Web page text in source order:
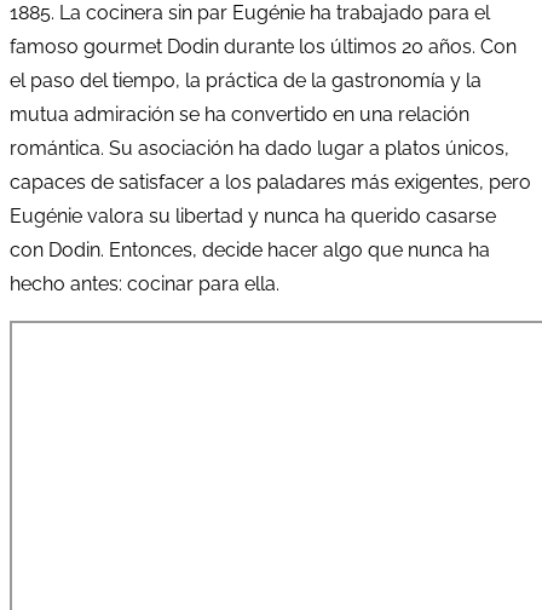
1885. La cocinera sin par Eugénie ha trabajado para el
famoso gourmet Dodin durante los últimos 20 años. Con
el paso del tiempo, la práctica de la gastronomía y la
mutua admiración se ha convertido en una relación
romántica. Su asociación ha dado lugar a platos únicos,
capaces de satisfacer a los paladares más exigentes, pero
Eugénie valora su libertad y nunca ha querido casarse
con Dodin. Entonces, decide hacer algo que nunca ha
hecho antes: cocinar para ella.